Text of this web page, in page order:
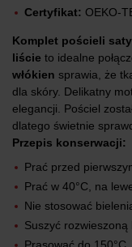
Certyfikat: OEKO-
Komplet pościeli
liście to idealne
włókien sprawia, że
dla skóry. Delikatny
elegancji. Pościel
dlatego świetnie
Przepis konserwacji:
Prać przed
Prać w 40°C, na
Nie stosować
Suszyć rozwieszoną
Prasować do 150°C